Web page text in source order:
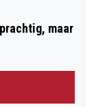
maar